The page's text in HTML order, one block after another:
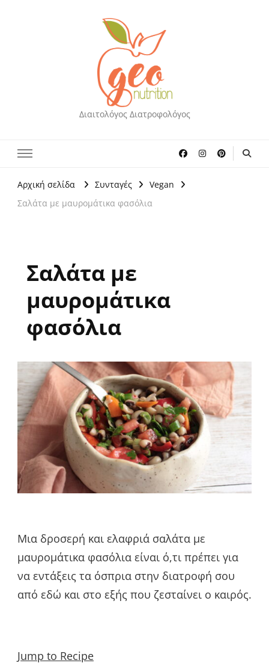
Διαιτολόγος Διατροφολόγος
Αρχική σελίδα Συνταγές
Vegan
Σαλάτα με μαυρομάτικα φασόλια
Σαλάτα με
μαυρομάτικα
φασόλια
Μια δροσερή και ελαφριά σαλάτα με
μαυρομάτικα φασόλια είναι ό,τι πρέπει για
να εντάξεις τα όσπρια στην διατροφή σου
από εδώ και στο εξής που ζεσταίνει ο καιρός.
Jump to Recipe